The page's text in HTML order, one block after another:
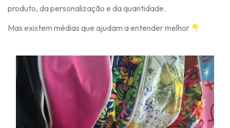
produto, da personalização e da quantidade.
Mas existem médias que ajudam a entender melhor